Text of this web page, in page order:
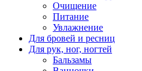
Очищение
Питание
Увлажнение
Для бровей и ресниц
Для рук, ног, ногтей
Бальзамы